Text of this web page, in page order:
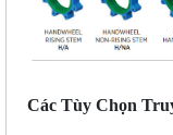
Các Tùy Chọn